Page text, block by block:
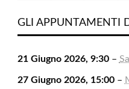
2026
2026
2026
GLI APPUNTAMENTI
21 Giugno 2026, 9:30–
27 Giugno 2026, 15:00–